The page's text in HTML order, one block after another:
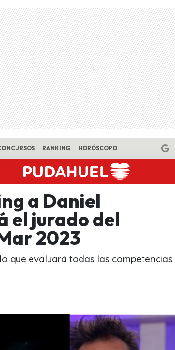
RANKING HORÓSCOPO
a Daniel
el jurado del
2023
que evaluará todas las competencias